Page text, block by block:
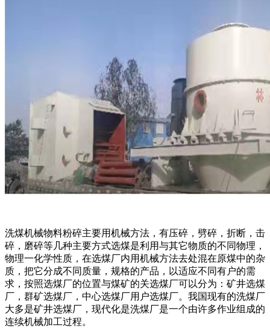
洗煤机械物料粉碎主要用机械方法，有压碎，劈碎，折断，击
碎，磨碎等几种主要方式选煤是利用与其它物质的不同物理，
物理一化学性质，在选煤厂内用机械方法去处混在原煤中的杂
质，把它分成不同质量，规格的产品，以适应不同有户的需
求，按照选煤厂的位置与煤矿的关选煤厂可以分为：矿井选煤
厂，群矿选煤厂，中心选煤厂用户选煤厂。我国现有的洗煤厂
大多是矿井选煤厂，现代化是洗煤厂是一个由许多作业组成的
连续机械加工过程。